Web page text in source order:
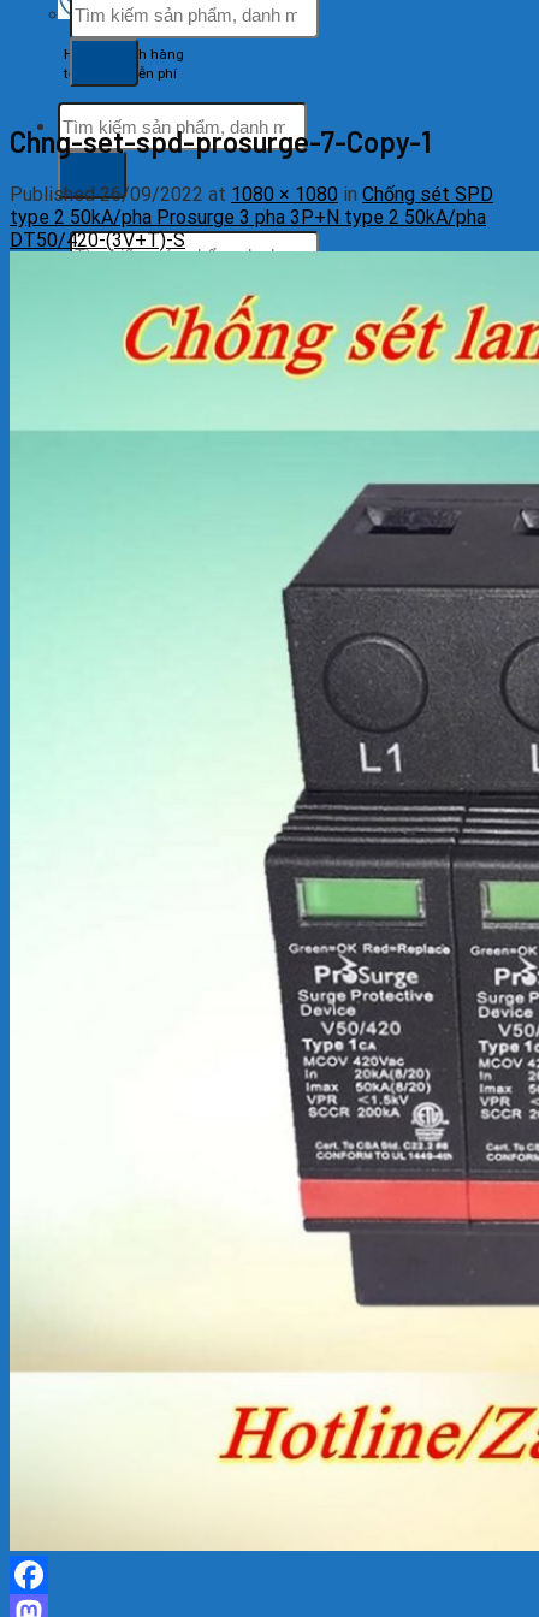
Hỗ trợ khách hàng
tổng đài miễn phí
Tìm
kiếm:
Tìm
kiếm:
Chng-set-spd-prosurge-7-Copy-1
Published26/09/2022 at 1080 × 1080 in Chống sét SPD
type 2 50kA/pha Prosurge 3 pha 3P+N type 2 50kA/pha
DT50/420-(3V+T)-S